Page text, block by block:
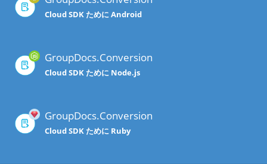
Cloud SDK ために Android
GroupDocs.Conversion
Cloud SDK ために Node.js
GroupDocs.Conversion
Cloud SDK ために Ruby